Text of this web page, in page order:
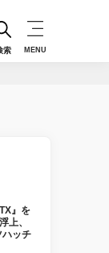
索 MENU
』を
上、
ハッチ